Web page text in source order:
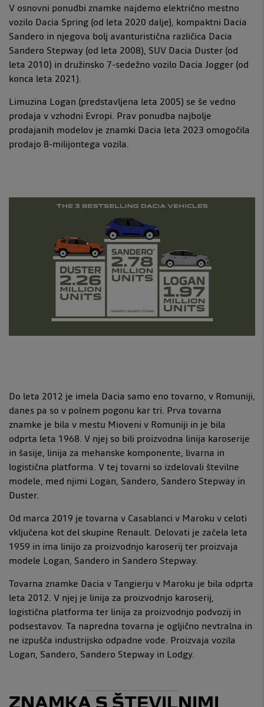
V osnovni ponudbi znamke najdemo električno mestno
vozilo Dacia Spring (od leta 2020 dalje), kompaktni Dacia
Sandero in njegova bolj avanturistična različica Dacia
Sandero Stepway (od leta 2008), SUV Dacia Duster (od
leta 2010) in družinsko 7-sedežno vozilo Dacia Jogger (od
konca leta 2021).
Limuzina Logan (predstavljena leta 2005) se še vedno
prodaja v vzhodni Evropi. Prav ponudba najbolje
prodajanih modelov je znamki Dacia leta 2023 omogočila
prodajo 8-milijontega vozila.
Do leta 2012 je imela Dacia samo eno tovarno, v Romuniji,
danes pa so v polnem pogonu kar tri. Prva tovarna
znamke je bila v mestu Mioveni v Romuniji in je bila
odprta leta 1968. V njej so bili proizvodna linija karoserije
in šasije, linija za mehanske komponente, livarna in
logistična platforma. V tej tovarni so izdelovali številne
modele, med njimi Logan, Sandero, Sandero Stepway in
Duster.
Od marca 2019 je tovarna v Casablanci v Maroku v celoti
vključena kot del skupine Renault. Delovati je začela leta
1959 in ima linijo za proizvodnjo karoserij ter proizvaja
modele Logan, Sandero in Sandero Stepway.
Tovarna znamke Dacia v Tangierju v Maroku je bila odprta
leta 2012. V njej je linija za proizvodnjo karoserij,
logistična platforma ter linija za proizvodnjo podvozij in
podsestavov. Ta napredna tovarna je ogljično nevtralna in
ne izpušča industrijsko odpadne vode. Proizvaja vozila
Logan, Sandero, Sandero Stepway in Lodgy.
ZNAMKA S ŠTEVILNIMI